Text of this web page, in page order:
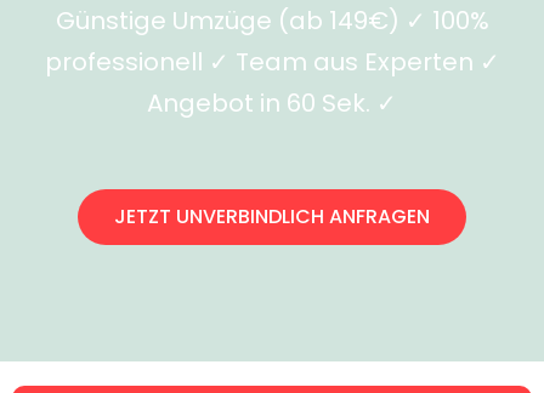
Günstige Umzüge (ab 149€) ✓ 100%
professionell ✓ Team aus Experten ✓
Angebot in 60 Sek. ✓
JETZT UNVERBINDLICH ANFRAGEN